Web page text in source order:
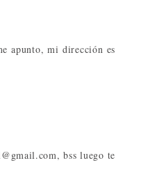
apunto, mi dirección es
bss luego te